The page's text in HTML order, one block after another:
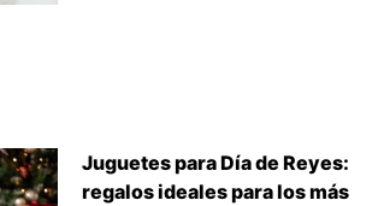
Juguetes para Día de Reyes:
regalos ideales para los más